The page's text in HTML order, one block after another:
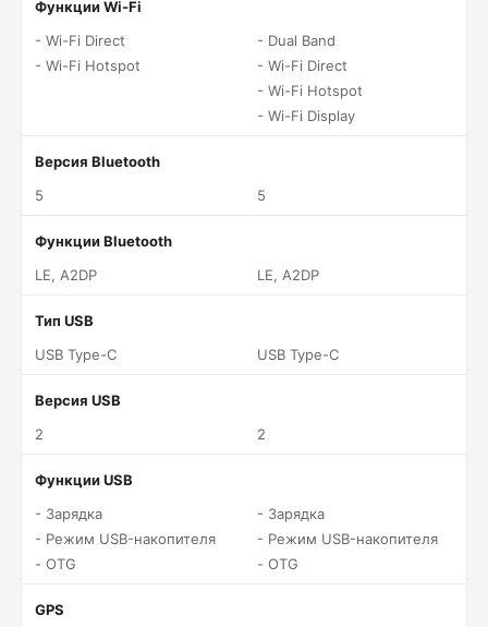
Функции Wi-Fi
- Wi-Fi Direct
- Wi-Fi Hotspot
- Dual Band
- Wi-Fi Direct
- Wi-Fi Hotspot
- Wi-Fi Display
Версия Bluetooth
5
5
Функции Bluetooth
LE, A2DP
LE, A2DP
Тип USB
USB Type-C
USB Type-C
Версия USB
2
2
Функции USB
- Зарядка
- Режим USB-накопителя
- OTG
- Зарядка
- Режим USB-накопителя
- OTG
GPS